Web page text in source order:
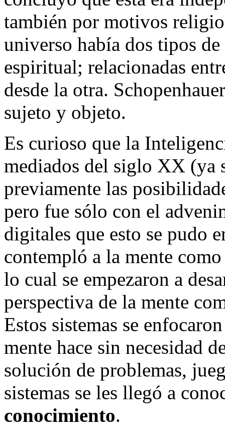
también por motivos
universo había dos tipos
espiritual; relacionadas
desde la otra.
sujeto y objeto.
Es curioso que la
mediados del siglo XX (ya
previamente las
pero fue sólo con el
digitales que esto se pudo
contempló a la mente
lo cual se empezaron a
perspectiva de la mente
Estos sistemas se
mente hace sin necesidad
solución de problemas,
sistemas se les llegó a
conocimiento.